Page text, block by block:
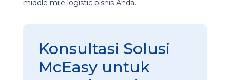
middle mile logistic bisnis Anda.
Konsultasi Solusi
McEasy untuk